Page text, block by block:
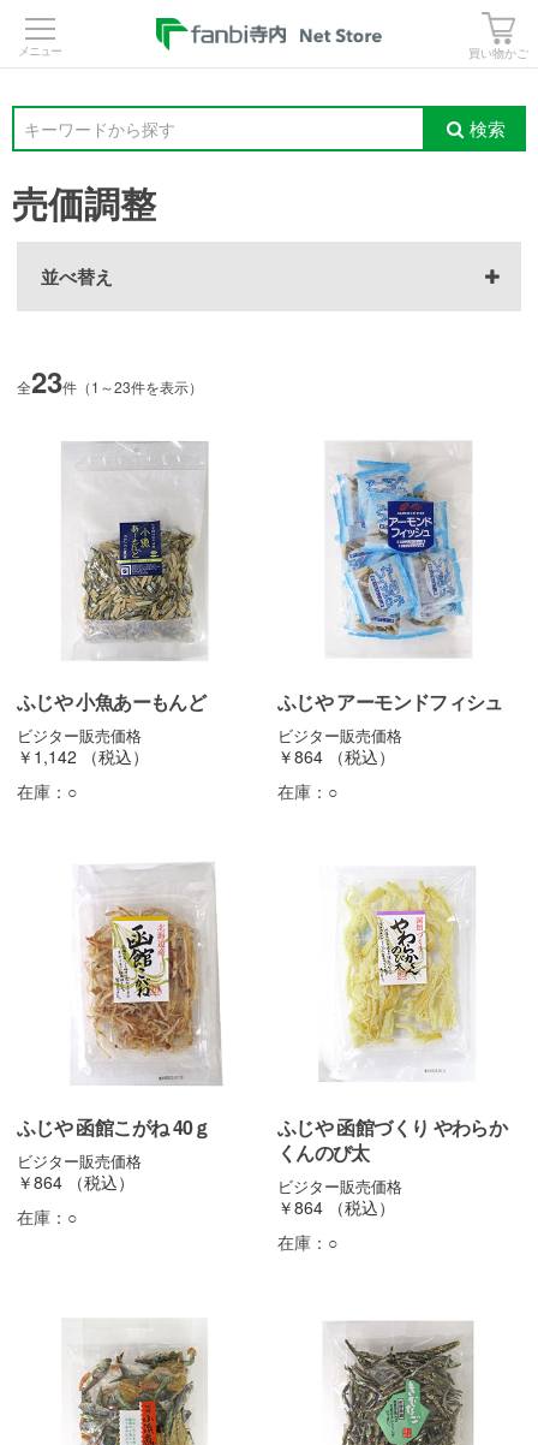
買い物かご
キーワードから探す 検索
売価調整
並べ替え
全23件（1～23件を表示）
ふじや 小魚あーもんど
ビジター販売価格
￥1,142
（税込）
在庫： ○
ふじや アーモンドフィシュ
ビジター販売価格
￥864
（税込）
在庫： ○
ふじや 函館こがね 40ｇ
ビジター販売価格
￥864
（税込）
在庫： ○
ふじや 函館づくり やわらか
くんのび太
ビジター販売価格
￥864
（税込）
在庫： ○